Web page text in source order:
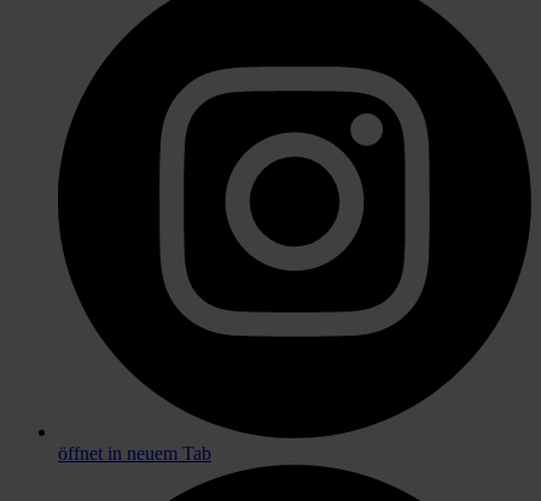
öffnet in neuem Tab